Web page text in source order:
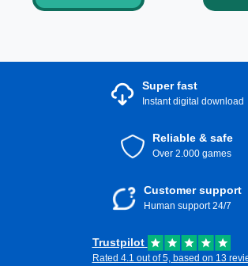
Super fast
Instant digital download
Reliable & safe
Over 2.000 games
Customer support
Human support 24/7
Trustpilot
Rated 4.1 out of 5, based on 13